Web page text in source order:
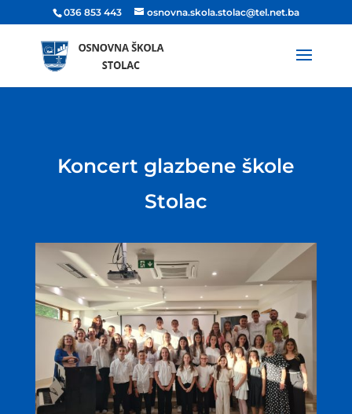
036 853 443 osnovna.skola.stolac@tel.net.ba
Koncert glazbene škole
Stolac